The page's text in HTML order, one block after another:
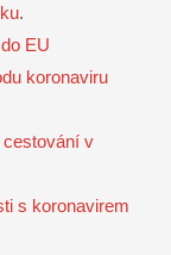
.
EU
koronaviru
cestování v
s koronavirem